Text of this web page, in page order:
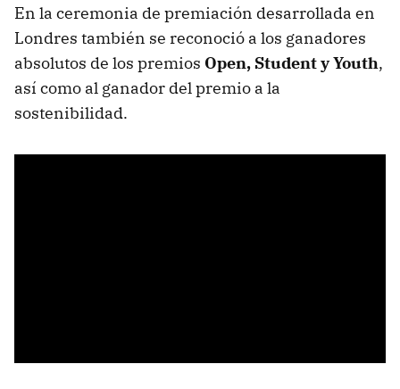
En la ceremonia de premiación desarrollada en
Londres también se reconoció a los ganadores
absolutos de los premios Open, Student y Youth,
así como al ganador del premio a la
sostenibilidad.